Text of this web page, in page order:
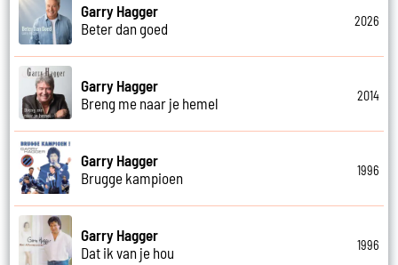
Garry Hagger
Beter dan goed
2026
Garry Hagger
Breng me naar je hemel
2014
Garry Hagger
Brugge kampioen
1996
Garry Hagger
Dat ik van je hou
1996